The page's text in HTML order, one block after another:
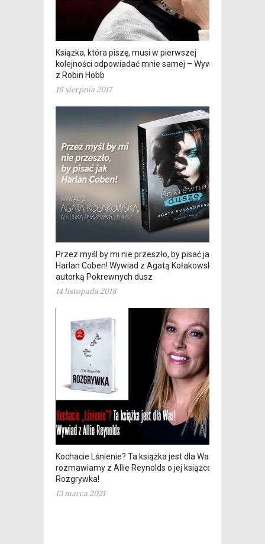
Książka, która piszę, musi w pierwszej
kolejności odpowiadać mnie samej – Wywiad
z Robin Hobb
16 sierpnia 2017
Przez myśl by mi nie przeszło, by pisać jak
Harlan Coben! Wywiad z Agatą Kołakowską,
autorką Pokrewnych dusz
14 listopada 2018
Kochacie Lśnienie? Ta książka jest dla Was! –
rozmawiamy z Allie Reynolds o jej książce
Rozgrywka!
13 marca 2021